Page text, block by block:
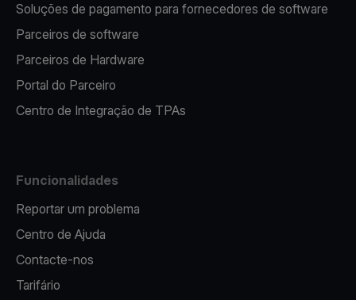
Soluções de pagamento para fornecedores de software
Parceiros de software
Parceiros de Hardware
Portal do Parceiro
Centro de Integração de TPAs
Funcionalidades
Reportar um problema
Centro de Ajuda
Contacte-nos
Tarifário